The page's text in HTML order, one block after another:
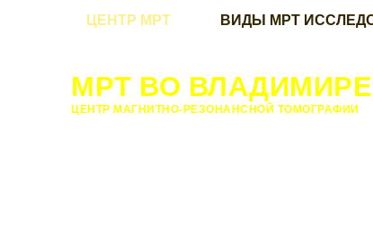
ЦЕНТР МРТ ВИДЫ МРТ
МРТ ВО ВЛАДИМИРЕ
ЦЕНТР МАГНИТНО-РЕЗОНАНСНОЙ ТОМОГРАФИИ